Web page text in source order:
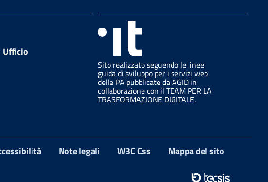
Ufficio
Sito realizzato seguendo le linee
guida di sviluppo per i servizi web
delle PA pubblicate da AGID in
collaborazione con il TEAM PER LA
TRASFORMAZIONE DIGITALE.
Note legali W3C Css Mappa del sito